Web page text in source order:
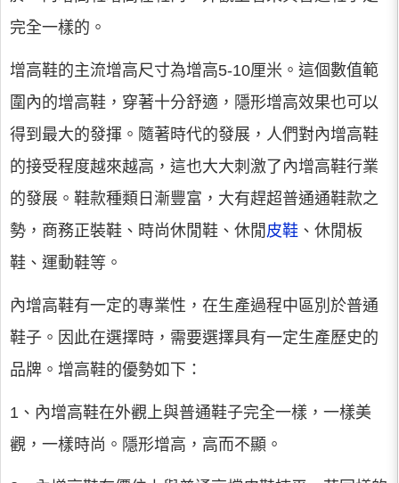
完全一樣的。
增高鞋的主流增高尺寸為增高5-10厘米。這個數值範
圍內的增高鞋，穿著十分舒適，隱形增高效果也可以
得到最大的發揮。隨著時代的發展，人們對內增高鞋
的接受程度越來越高，這也大大刺激了內增高鞋行業
的發展。鞋款種類日漸豐富，大有趕超普通通鞋款之
勢，商務正裝鞋、時尚休閒鞋、休閒 皮鞋 、休閒板
鞋、運動鞋等。
內增高鞋有一定的專業性，在生產過程中區別於普通
鞋子。因此在選擇時，需要選擇具有一定生產歷史的
品牌。增高鞋的優勢如下：
1、內增高鞋在外觀上與普通鞋子完全一樣，一樣美
觀，一樣時尚。隱形增高，高而不顯。